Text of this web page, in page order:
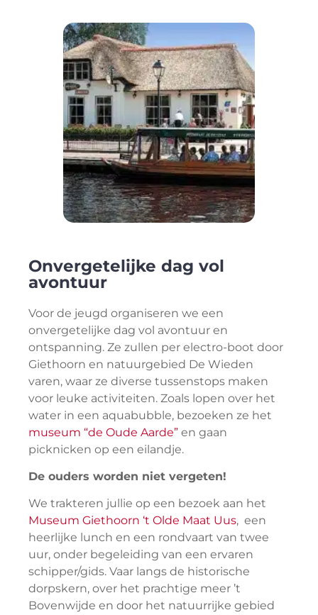
Onvergetelijke dag vol
avontuur
Voor de jeugd organiseren we een
onvergetelijke dag vol avontuur en
ontspanning. Ze zullen per electro-boot door
Giethoorn en natuurgebied De Wieden
varen, waar ze diverse tussenstops maken
voor leuke activiteiten. Zoals lopen over het
water in een aquabubble, bezoeken ze het
museum “de Oude Aarde” en gaan
picknicken op een eilandje.
De ouders worden niet vergeten!
We trakteren jullie op een bezoek aan het
Museum Giethoorn ‘t Olde Maat Uus, een
heerlijke lunch en een rondvaart van twee
uur, onder begeleiding van een ervaren
schipper/gids. Vaar langs de historische
dorpskern, over het prachtige meer ’t
Bovenwijde en door het natuurrijke gebied